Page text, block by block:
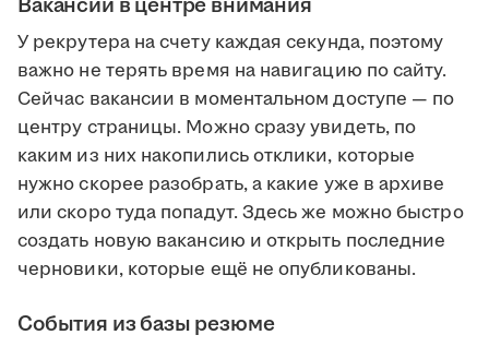
У рекрутера на счету каждая секунда, поэтому
важно не терять время на навигацию по сайту.
Сейчас вакансии в моментальном доступе — по
центру страницы. Можно сразу увидеть, по
каким из них накопились отклики, которые
нужно скорее разобрать, а какие уже в архиве
или скоро туда попадут. Здесь же можно быстро
создать новую вакансию и открыть последние
черновики, которые ещё не опубликованы.
События из базы резюме